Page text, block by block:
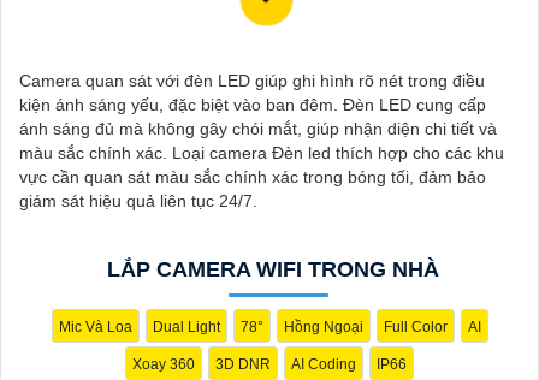
nhỏ gọn, dễ dàng lắp đặt ở mọi vị trí mà không cần dây nguồn,
Camera quan sát với đèn LED giúp ghi hình rõ nét trong điều
kiện ánh sáng yếu, đặc biệt vào ban đêm. Đèn LED cung cấp
ánh sáng đủ mà không gây chói mắt, giúp nhận diện chi tiết và
màu sắc chính xác. Loại camera Đèn led thích hợp cho các khu
vực cần quan sát màu sắc chính xác trong bóng tối, đảm bảo
giám sát hiệu quả liên tục 24/7.
LẮP CAMERA WIFI TRONG NHÀ
Mic Và Loa Dual Light 78° Hồng Ngoại Full Color AI
Xoay 360 3D DNR AI Coding IP66